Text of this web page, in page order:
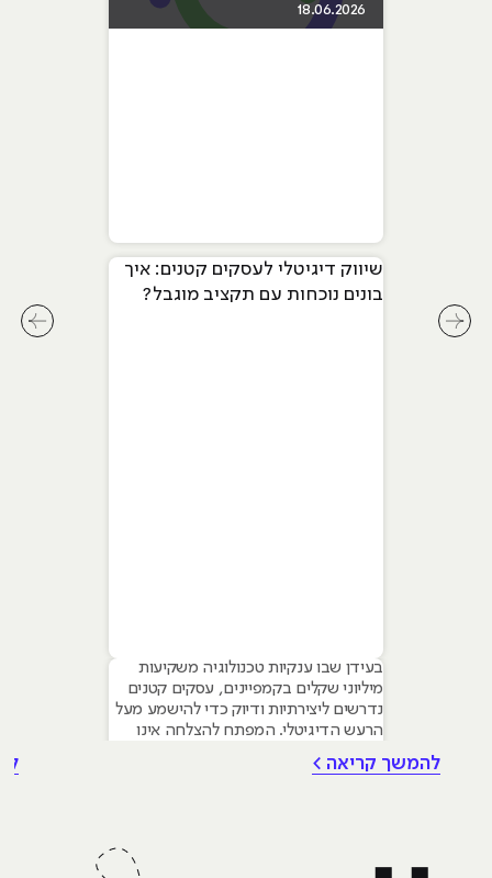
18.06.2026
שיווק דיגיטלי לעסקים קטנים: איך
בונים נוכחות עם תקציב מוגבל?
בעידן שבו ענקיות טכנולוגיה משקיעות
מיליוני שקלים בקמפיינים, עסקים קטנים
נדרשים ליצירתיות ודיוק כדי להישמע מעל
הרעש הדיגיטלי. המפתח להצלחה אינו
עקרונות של שיווק דיגיטלי לעסקים קטנים
להמשך קריאה >
לחץ לחץ לשיקופית קודמת בסליידר מאמרים